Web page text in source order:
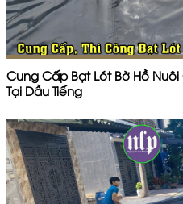
Cung Cấp Bạt Lót Bờ Hồ Nuôi
Tại Dầu Tiếng